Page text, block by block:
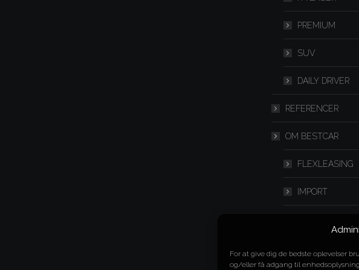
For at give dig de bedste oplevelser
og/eller få adgang til
PREMIUM
SUV
DAILY DRIVER
REFERENCER
OM BESTCAR
FLEXLEASING
IMPORT